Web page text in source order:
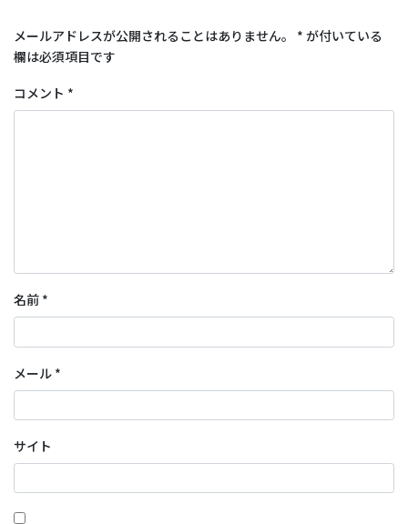
メールアドレスが公開されることはありません。 * が付いている
欄は必須項目です
コメント *
名前 *
メール *
サイト